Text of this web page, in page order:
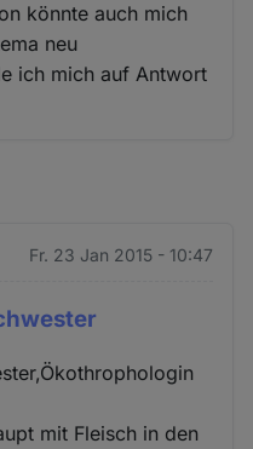
könnte auch mich
neu
ich mich auf Antwort
Fr. 23 Jan 2015 - 10:47
mit Fleisch in den